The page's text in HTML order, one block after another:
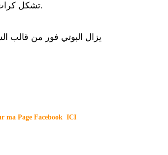
- تشكل كرات من عجين الفول السوداني ثم تمرر في اﻷبيض.
ma Page Facebook ICI